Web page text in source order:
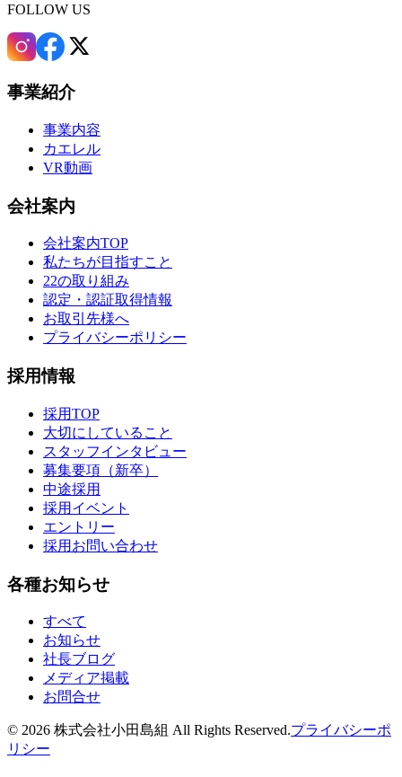
FOLLOW US
事業紹介
事業内容
カエレル
VR動画
会社案内
会社案内TOP
私たちが目指すこと
22の取り組み
認定・認証取得情報
お取引先様へ
プライバシーポリシー
採用情報
採用TOP
大切にしていること
スタッフインタビュー
募集要項（新卒）
中途採用
採用イベント
エントリー
採用お問い合わせ
各種お知らせ
すべて
お知らせ
社長ブログ
メディア掲載
お問合せ
© 2026 株式会社小田島組 All Rights Reserved.プライバシーポ
リシー